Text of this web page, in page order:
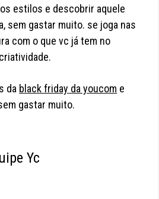
estilos e descobrir aquele
sem gastar muito. se joga nas
com o que vc já tem no
da black friday da youcom e
gastar muito.
Yc